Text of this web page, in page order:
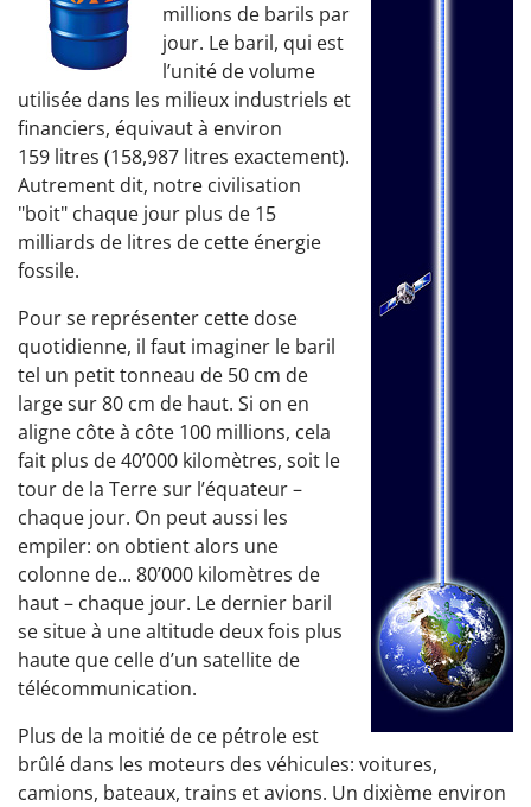
millions de barils par
jour. Le baril, qui est
l’unité de volume
utilisée dans les milieux industriels et
financiers, équivaut à environ
159 litres (158,987 litres exactement).
Autrement dit, notre civilisation
"boit" chaque jour plus de 15
milliards de litres de cette énergie
fossile.
Pour se représenter cette dose
quotidienne, il faut imaginer le baril
tel un petit tonneau de 50 cm de
large sur 80 cm de haut. Si on en
aligne côte à côte 100 millions, cela
fait plus de 40’000 kilomètres, soit le
tour de la Terre sur l’équateur –
chaque jour. On peut aussi les
empiler: on obtient alors une
colonne de... 80’000 kilomètres de
haut – chaque jour. Le dernier baril
se situe à une altitude deux fois plus
haute que celle d’un satellite de
télécommunication.
Plus de la moitié de ce pétrole est
brûlé dans les moteurs des véhicules: voitures,
camions, bateaux, trains et avions. Un dixième environ